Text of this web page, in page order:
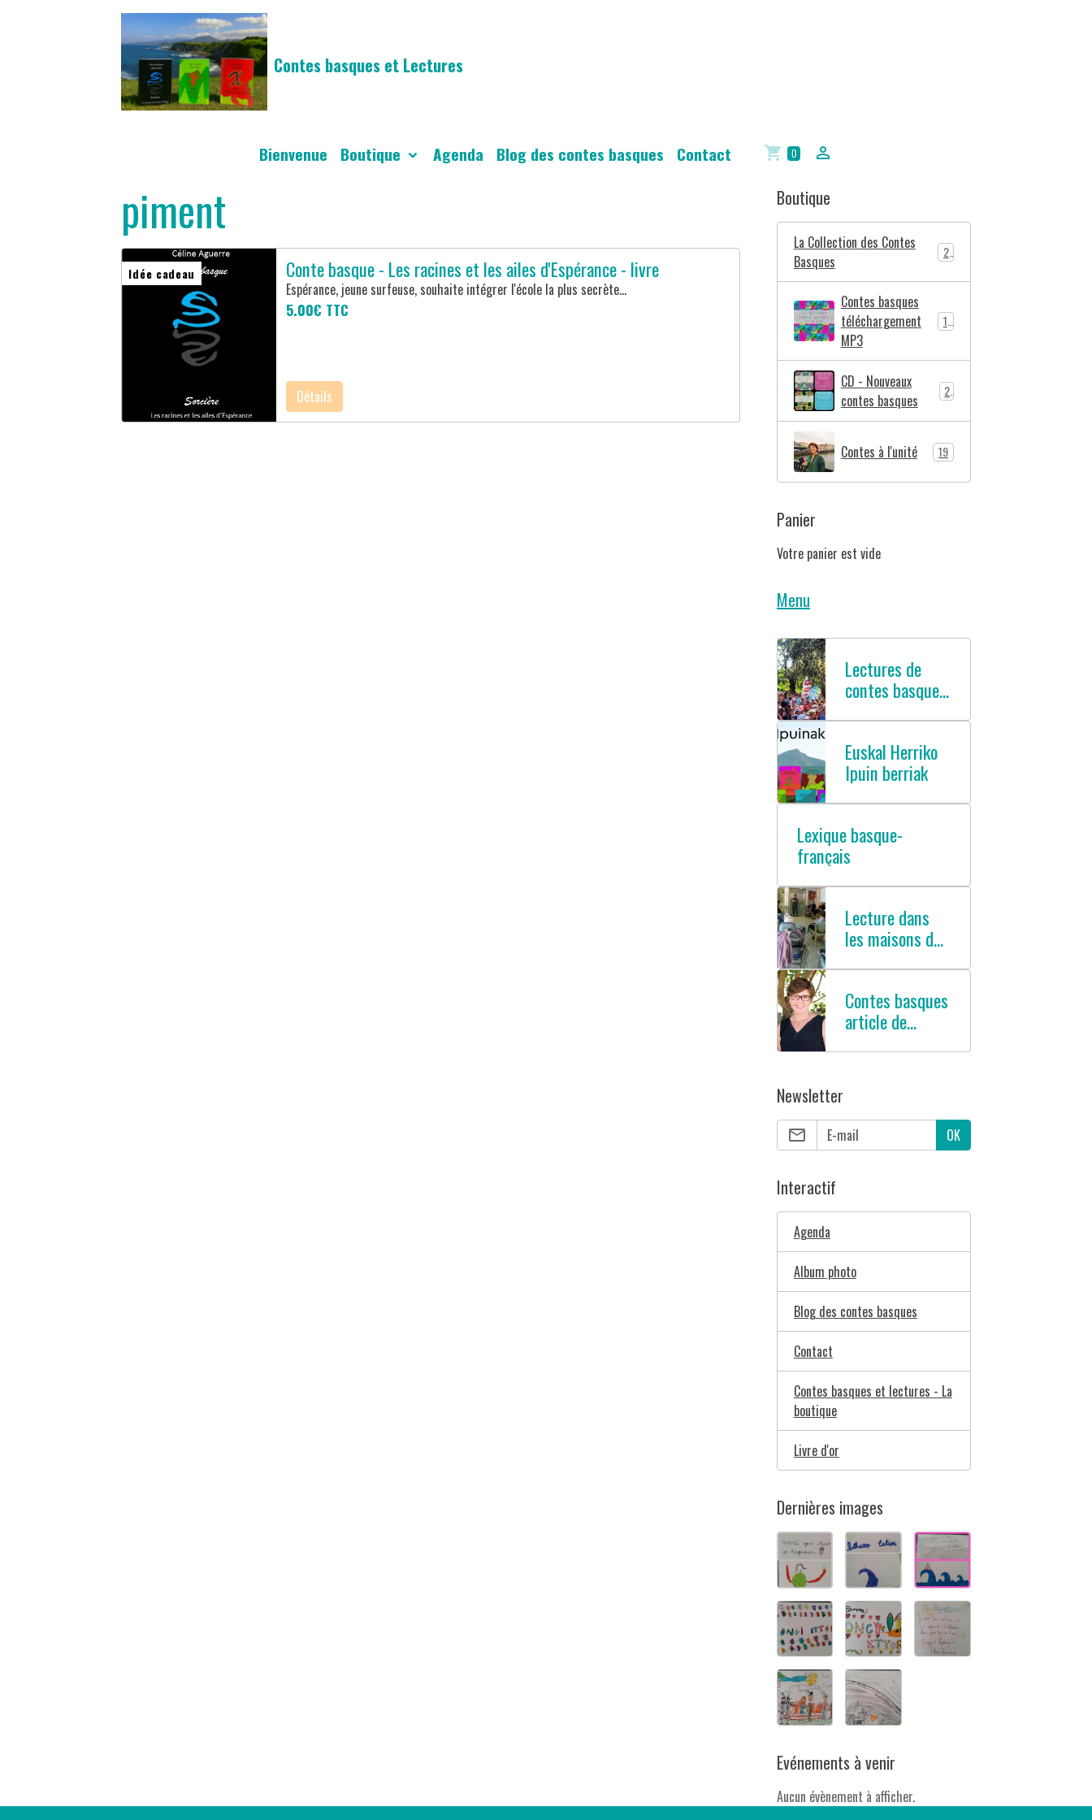
Contes basques et Lectures
Bienvenue Boutique Agenda Blog des contes basques Contact 0
piment
Idée cadeau Conte basque - Les racines et les ailes d'Espérance - livre
Espérance, jeune surfeuse, souhaite intégrer l'école la plus secrète...
5.00€ TTC
Détails
Boutique
La Collection des Contes
Basques
2
Contes basques
téléchargement
MP3
CD - Nouveaux
contes basques
Contes à l'unité 19
Panier
Votre panier est vide
Menu
Lectures de
contes basques
Euskal Herriko
Ipuin berriak
Lexique basque-
français
Lecture dans
les maisons de
Contes basques
article de
Newsletter
OK
Interactif
Agenda
Album photo
Blog des contes basques
Contact
Contes basques et lectures - La
boutique
Livre d'or
Dernières images
Evénements à venir
Aucun évènement à afficher.